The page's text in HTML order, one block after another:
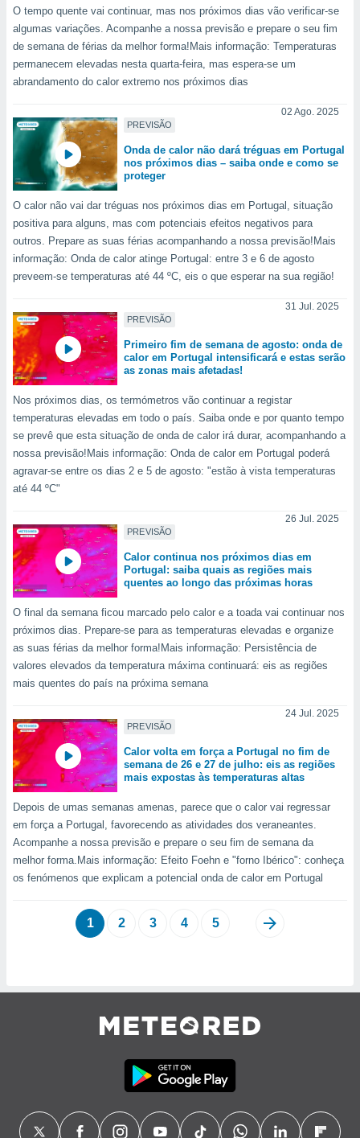
O tempo quente vai continuar, mas nos próximos dias vão verificar-se
algumas variações. Acompanhe a nossa previsão e prepare o seu fim
de semana de férias da melhor forma!Mais informação: Temperaturas
permanecem elevadas nesta quarta-feira, mas espera-se um
abrandamento do calor extremo nos próximos dias
PREVISÃO
02 Ago. 2025
Onda de calor não dará tréguas em Portugal
nos próximos dias – saiba onde e como se
proteger
O calor não vai dar tréguas nos próximos dias em Portugal, situação
positiva para alguns, mas com potenciais efeitos negativos para
outros. Prepare as suas férias acompanhando a nossa previsão!Mais
informação: Onda de calor atinge Portugal: entre 3 e 6 de agosto
preveem-se temperaturas até 44 ºC, eis o que esperar na sua região!
PREVISÃO
31 Jul. 2025
Primeiro fim de semana de agosto: onda de
calor em Portugal intensificará e estas serão
as zonas mais afetadas!
Nos próximos dias, os termómetros vão continuar a registar
temperaturas elevadas em todo o país. Saiba onde e por quanto tempo
se prevê que esta situação de onda de calor irá durar, acompanhando a
nossa previsão!Mais informação: Onda de calor em Portugal poderá
agravar-se entre os dias 2 e 5 de agosto: "estão à vista temperaturas
até 44 ºC"
PREVISÃO
26 Jul. 2025
Calor continua nos próximos dias em
Portugal: saiba quais as regiões mais
quentes ao longo das próximas horas
O final da semana ficou marcado pelo calor e a toada vai continuar nos
próximos dias. Prepare-se para as temperaturas elevadas e organize
as suas férias da melhor forma!Mais informação: Persistência de
valores elevados da temperatura máxima continuará: eis as regiões
mais quentes do país na próxima semana
PREVISÃO
24 Jul. 2025
Calor volta em força a Portugal no fim de
semana de 26 e 27 de julho: eis as regiões
mais expostas às temperaturas altas
Depois de umas semanas amenas, parece que o calor vai regressar
em força a Portugal, favorecendo as atividades dos veraneantes.
Acompanhe a nossa previsão e prepare o seu fim de semana da
melhor forma.Mais informação: Efeito Foehn e "forno Ibérico": conheça
os fenómenos que explicam a potencial onda de calor em Portugal
1 2 3 4 5